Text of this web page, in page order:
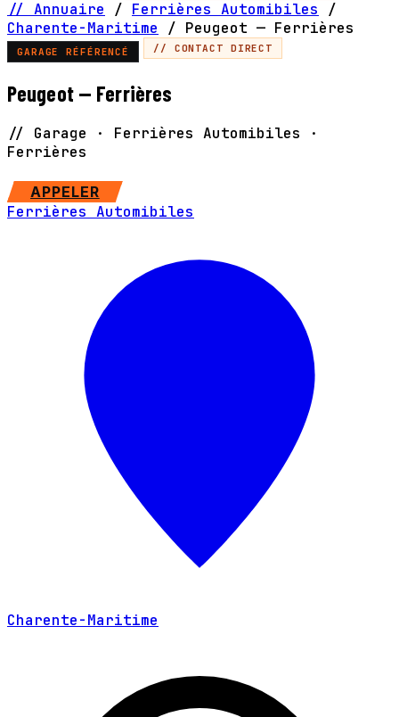
// Annuaire / Ferrières Automibiles
/
Charente-Maritime
/ Peugeot — Ferrières
GARAGE RÉFÉRENCÉ // CONTACT DIRECT
Peugeot — Ferrières
// Garage · Ferrières Automibiles ·
Ferrières
APPELER
Ferrières Automibiles
Charente-Maritime